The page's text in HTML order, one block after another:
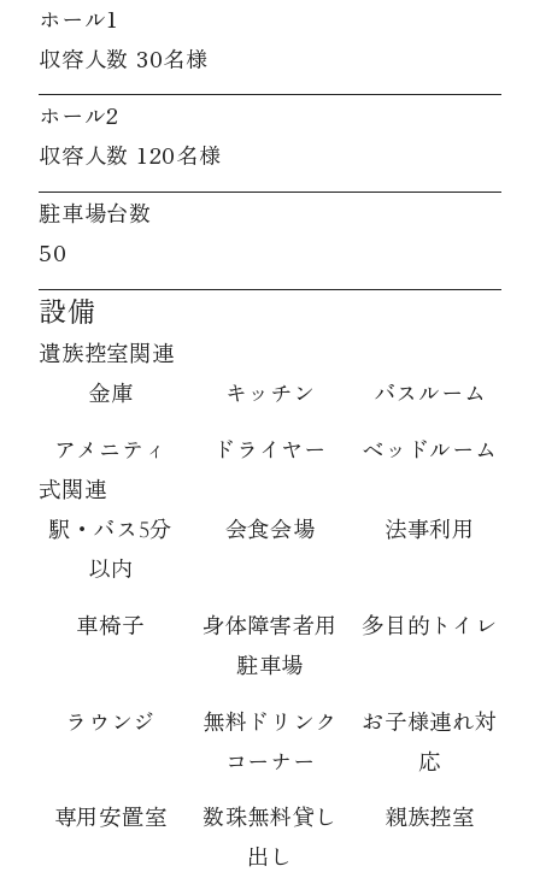
ホール1
収容人数 30名様
ホール2
収容人数 120名様
駐車場台数
50
設備
遺族控室関連
金庫
キッチン バスルーム
アメニティ ドライヤー
ベッドルーム
式関連
駅・バス5分
以内
会食会場 法事利用
車椅子
身体障害者用
駐車場
多目的トイレ
ラウンジ
無料ドリンク
コーナー
お子様連れ対
応
専用安置室
数珠無料貸し
出し
親族控室